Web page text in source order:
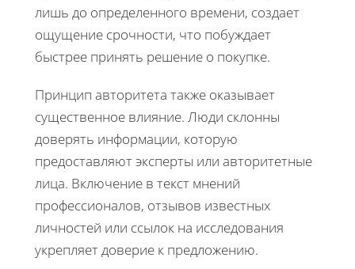
лишь до определенного времени, создает
ощущение срочности, что побуждает
быстрее принять решение о покупке.
Принцип авторитета также оказывает
существенное влияние. Люди склонны
доверять информации, которую
предоставляют эксперты или авторитетные
лица. Включение в текст мнений
профессионалов, отзывов известных
личностей или ссылок на исследования
укрепляет доверие к предложению.